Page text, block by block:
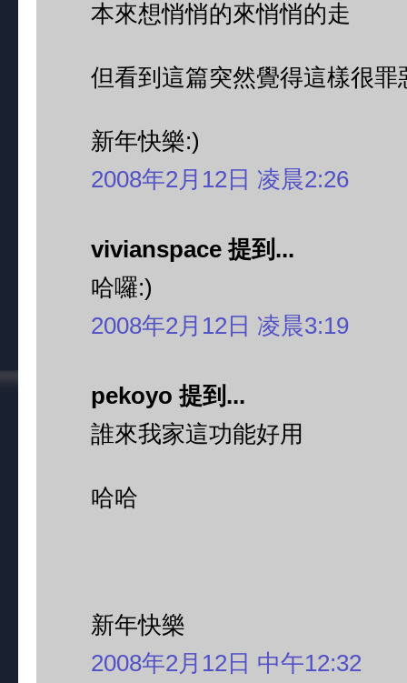
本來想悄悄的來悄悄的走
但看到這篇突然覺得這樣很罪
新年快樂:)
2008年2月12日 凌晨2:26
vivianspace 提到...
哈囉:)
2008年2月12日 凌晨3:19
pekoyo 提到...
誰來我家這功能好用
哈哈
新年快樂
2008年2月12日 中午12:32